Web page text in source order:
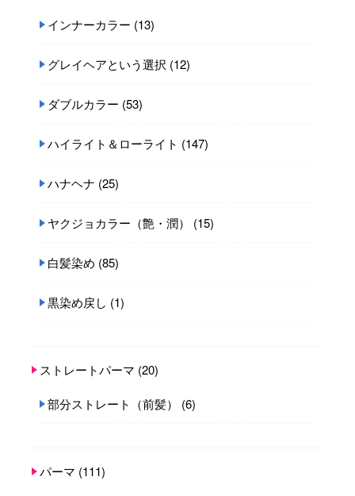
インナーカラー (13)
グレイヘアという選択 (12)
ダブルカラー (53)
ハイライト＆ローライト (147)
ハナヘナ (25)
ヤクジョカラー（艶・潤） (15)
白髪染め (85)
黒染め戻し (1)
ストレートパーマ (20)
部分ストレート（前髪） (6)
パーマ (111)